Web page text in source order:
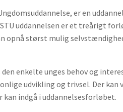
er en
uddannelsen er et treårigt
opnå størst mulig
enkelte unges behov og
udvikling og trivsel. Der
indgå i uddannelsesforløbet.